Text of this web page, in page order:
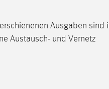
Ausgaben sind
Austausch- und Vernetz